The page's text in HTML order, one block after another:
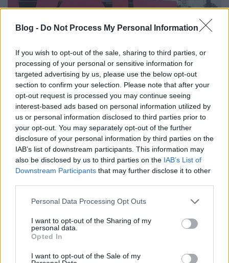
Blog - Do Not Process My Personal Information
If you wish to opt-out of the sale, sharing to third parties, or
processing of your personal or sensitive information for
targeted advertising by us, please use the below opt-out
section to confirm your selection. Please note that after your
opt-out request is processed you may continue seeing
interest-based ads based on personal information utilized by
us or personal information disclosed to third parties prior to
your opt-out. You may separately opt-out of the further
disclosure of your personal information by third parties on the
IAB’s list of downstream participants. This information may
also be disclosed by us to third parties on the IAB’s List of
Downstream Participants that may further disclose it to other
Please note that this website/app uses one or more Google
not limited to your visit or usage behaviour. You may click to
grant or deny consent to Google and its third-party tags to
use your data for below specified purposes in below Google
consent section.
Personal Data Processing Opt Outs
I want to opt-out of the Sharing of my
personal data.
Opted In
I want to opt-out of the Sale of my
Az őket követő MGMT-t aztán már nagyon
szerencsétlenül, ha nem is elmosta, de végigkísérte a
hol viharosabban, hol kevésbé erősen bedurvuló eső,
ami érezhetően elég sok embert elriasztott, vagy
legalábbis a környező fedett kocsmaegységekbe
menekített, ahonnan aztán könnyen ki lehetett
rohanni az első album slágereit hallva. Mert bizony
Time To Pretend, azElectric Feelés mindenekelőtt a
beindítják a közönséget. Részben persze az MGMT is
hasonló cipőben jár, mint a Morcheeba (tekintve,
hogy a többség tőlük is ezeket a jól ismert dalokat
várják el), de náluk a középutasság vádja szóba sem